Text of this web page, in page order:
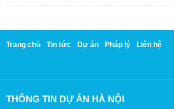
Trang chủ Tin tức Dự án Pháp lý Liên hệ
THÔNG TIN DỰ ÁN HÀ NỘI